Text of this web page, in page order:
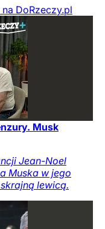
DoRzeczy.pl
Musk
Jean-Noel
Muska w jego
lewicą.